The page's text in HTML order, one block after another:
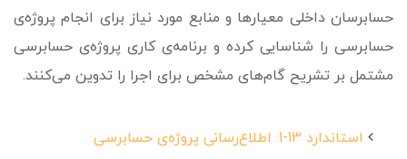
حسابرسان داخلی معیارها و منابع مورد نیاز برای انجام پروژه‌ی
حسابرسی را شناسایی کرده و برنامه‌ی کاری پروژه‌ی حسابرسی
مشتمل بر تشریح گام‌­های مشخص برای اجرا را تدوین می‌کنند.
استاندارد 13-1. اطلاع‌رسانی پروژه‌ی حسابرسی